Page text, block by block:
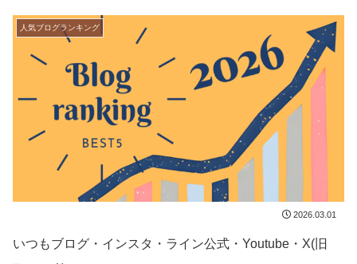
人気ブログランキング
2026.03.01
いつもブログ・インスタ・ライン公式・Youtube・X(旧